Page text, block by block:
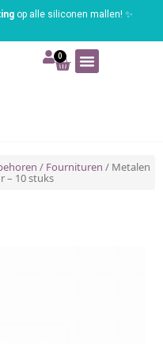
op alle siliconen mallen! ✨
0
/ Fournituren / Metalen
– 10 stuks